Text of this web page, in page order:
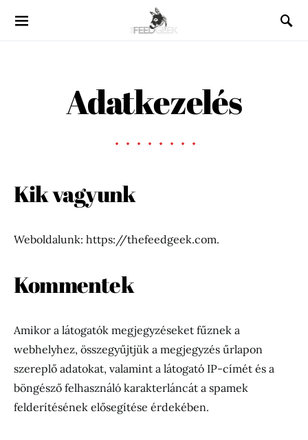
Adatkezelés
Kik vagyunk
Weboldalunk: https://thefeedgeek.com.
Kommentek
Amikor a látogatók megjegyzéseket fűznek a
webhelyhez, összegyűjtjük a megjegyzés űrlapon
szereplő adatokat, valamint a látogató IP-címét és a
böngésző felhasználó karakterláncát a spamek
felderítésének elősegítése érdekében.